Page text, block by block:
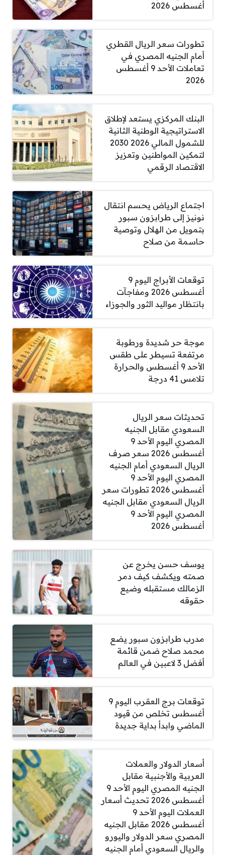
أغسطس 2026
تطورات سعر الريال القطري
أمام الجنيه المصري في
تعاملات الأحد 9 أغسطس
2026
البنك المركزي يستعد لإطلاق
الاستراتيجية الوطنية الثانية
للشمول المالي 2026 2030
لتمكين المواطنين وتعزيز
الاقتصاد الرقمي
اجتماع الرياض يحسم انتقال
نونيز إلى طرابزون سبور
بتمويل من الهلال وتوصية
حاسمة من صلاح
توقعات الأبراج اليوم 9
أغسطس 2026 ومفاجآت
بانتظار مواليد الثور والجوزاء
موجة حر شديدة ورطوبة
مرتفعة تسيطر على طقس
الأحد 9 أغسطس والحرارة
تلامس 41 درجة
تحديثات سعر الريال
السعودي مقابل الجنيه
المصري اليوم الأحد 9
أغسطس 2026 سعر صرف
الريال السعودي أمام الجنيه
المصري اليوم الأحد 9
أغسطس 2026 تطورات سعر
الريال السعودي مقابل الجنيه
المصري اليوم الأحد 9
أغسطس 2026
يوسف حسن يخرج عن
صمته ويكشف كيف دمر
الزمالك مستقبله وضيع
حقوقه
مدرب طرابزون سبور يضع
محمد صلاح ضمن قائمة
أفضل 3 لاعبين في العالم
توقعات برج العقرب اليوم 9
أغسطس تخلص من قيود
الماضي وابدأ بداية جديدة
أسعار الدولار والعملات
العربية والأجنبية مقابل
الجنيه المصري اليوم الأحد 9
أغسطس 2026 تحديث أسعار
العملات اليوم الأحد 9
أغسطس 2026 مقابل الجنيه
المصري سعر الدولار واليورو
والريال السعودي أمام الجنيه